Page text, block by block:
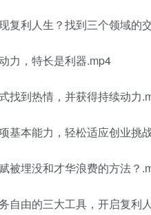
复利人生？找到三个领域的
力，特长是利器.mp4
找到热情，并获得持续动力
基本能力，轻松适应创业挑
被埋没和才华浪费的方法？
自由的三大工具，开启复利